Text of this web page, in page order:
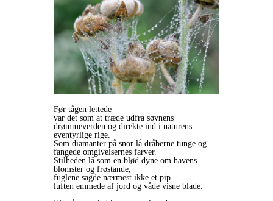
Før tågen lettede
var det som at træde udfra søvnens
drømmeverden og direkte ind i naturens
eventyrlige rige.
Som diamanter på snor lå dråberne tunge og
fangede omgivelsernes farver.
Stilheden lå som en blød dyne om havens
blomster og frøstande,
fuglene sagde nærmest ikke et pip
luften emmede af jord og våde visne blade.